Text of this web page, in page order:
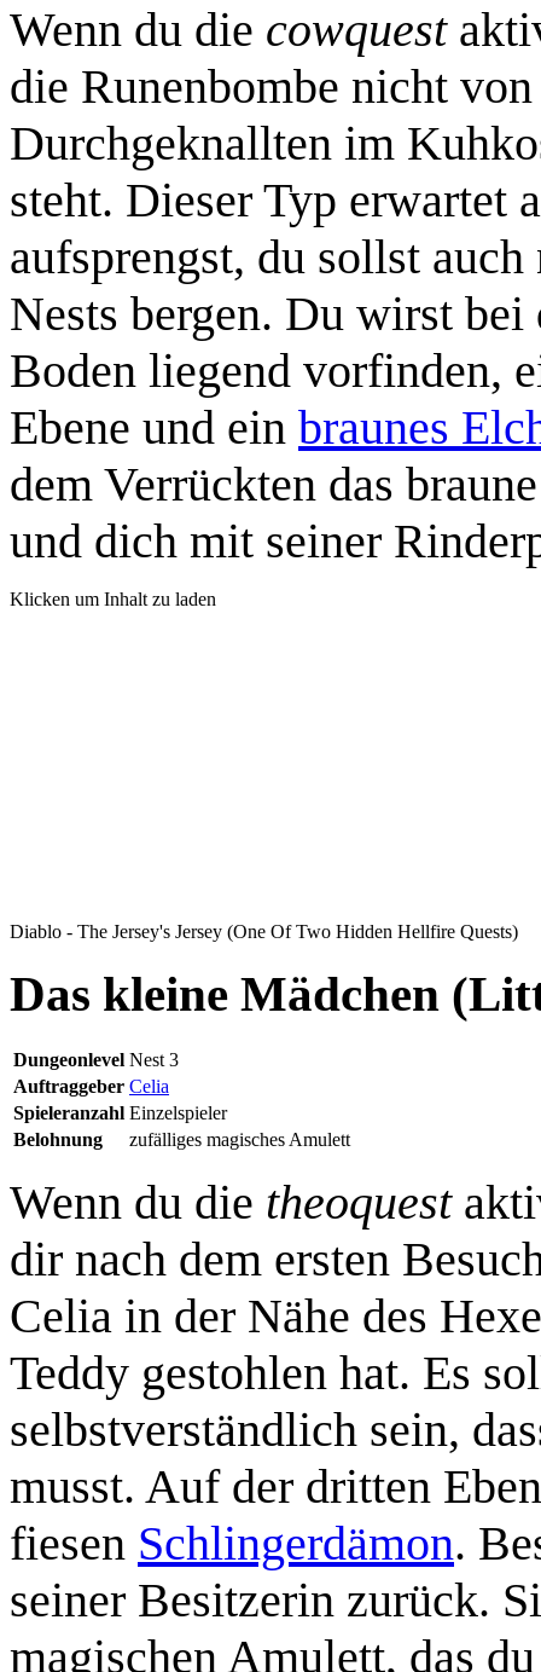
Wenn du die cowquest
die Runenbombe nicht
Durchgeknallten im
steht. Dieser Typ erwartet
aufsprengst, du sollst
Nests bergen. Du wirst
Boden liegend vorfinden,
Ebene und ein braunes
dem Verrückten das
und dich mit seiner
Klicken um Inhalt zu laden
Diablo - The Jersey's Jersey (One Of Two Hidden Hellfire Quests)
Das kleine Mädchen
Dungeonlevel Nest 3
Auftraggeber Celia
Spieleranzahl Einzelspieler
Belohnung
zufälliges magisches Amulett
Wenn du die theoquest
dir nach dem ersten
Celia in der Nähe des
Teddy gestohlen hat. Es
selbstverständlich sein,
musst. Auf der dritten
fiesen Schlingerdämon.
seiner Besitzerin zurück.
magischen Amulett, das